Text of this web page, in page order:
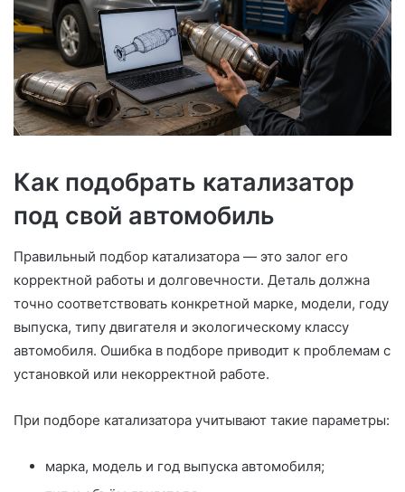
Как подобрать катализатор
под свой автомобиль
Правильный подбор катализатора — это залог его
корректной работы и долговечности. Деталь должна
точно соответствовать конкретной марке, модели, году
выпуска, типу двигателя и экологическому классу
автомобиля. Ошибка в подборе приводит к проблемам с
установкой или некорректной работе.
При подборе катализатора учитывают такие параметры:
марка, модель и год выпуска автомобиля;